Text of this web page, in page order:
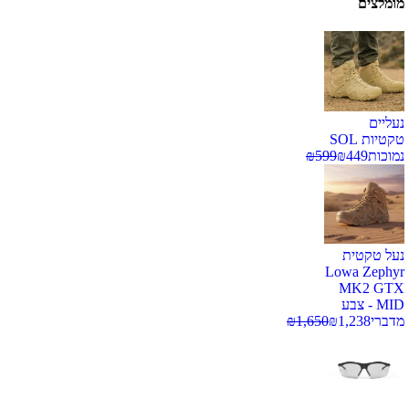
נעליים
טקטיות SOL
נמוכות
₪449
₪599
נעל טקטית
Lowa Zephyr
MK2 GTX
MID - צבע
מדברי
₪1,238
₪1,650